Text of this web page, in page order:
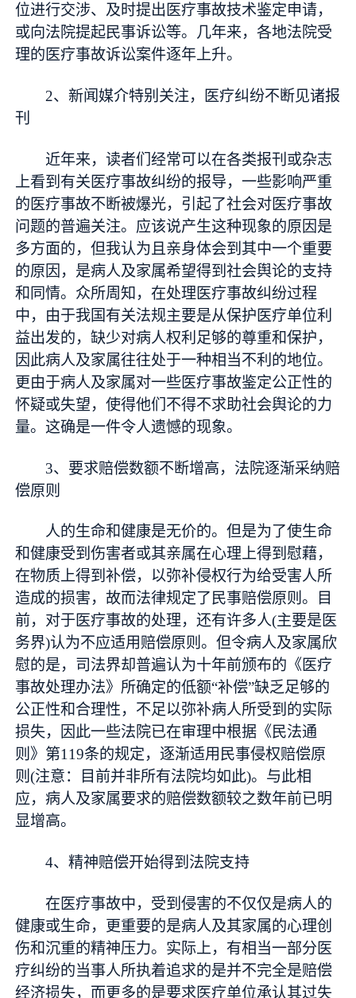
位进行交涉、及时提出医疗事故技术鉴定申请，
或向法院提起民事诉讼等。几年来，各地法院受
理的医疗事故诉讼案件逐年上升。
2、新闻媒介特别关注，医疗纠纷不断见诸报
刊
近年来，读者们经常可以在各类报刊或杂志
上看到有关医疗事故纠纷的报导，一些影响严重
的医疗事故不断被爆光，引起了社会对医疗事故
问题的普遍关注。应该说产生这种现象的原因是
多方面的，但我认为且亲身体会到其中一个重要
的原因，是病人及家属希望得到社会舆论的支持
和同情。众所周知，在处理医疗事故纠纷过程
中，由于我国有关法规主要是从保护医疗单位利
益出发的，缺少对病人权利足够的尊重和保护，
因此病人及家属往往处于一种相当不利的地位。
更由于病人及家属对一些医疗事故鉴定公正性的
怀疑或失望，使得他们不得不求助社会舆论的力
量。这确是一件令人遗憾的现象。
3、要求赔偿数额不断增高，法院逐渐采纳赔
偿原则
人的生命和健康是无价的。但是为了使生命
和健康受到伤害者或其亲属在心理上得到慰藉，
在物质上得到补偿，以弥补侵权行为给受害人所
造成的损害，故而法律规定了民事赔偿原则。目
前，对于医疗事故的处理，还有许多人(主要是医
务界)认为不应适用赔偿原则。但令病人及家属欣
慰的是，司法界却普遍认为十年前颁布的《医疗
事故处理办法》所确定的低额“补偿”缺乏足够的
公正性和合理性，不足以弥补病人所受到的实际
损失，因此一些法院已在审理中根据《民法通
则》第119条的规定，逐渐适用民事侵权赔偿原
则(注意：目前并非所有法院均如此)。与此相
应，病人及家属要求的赔偿数额较之数年前已明
显增高。
4、精神赔偿开始得到法院支持
在医疗事故中，受到侵害的不仅仅是病人的
健康或生命，更重要的是病人及其家属的心理创
伤和沉重的精神压力。实际上，有相当一部分医
疗纠纷的当事人所执着追求的是并不完全是赔偿
经济损失，而更多的是要求医疗单位承认其过失